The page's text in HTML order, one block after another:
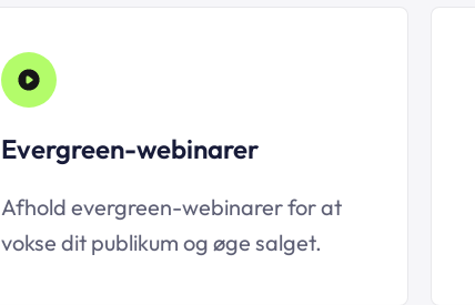
Evergreen-webinarer
Afhold evergreen-webinarer for at
vokse dit publikum og øge salget.